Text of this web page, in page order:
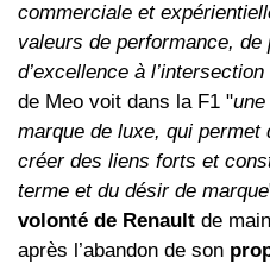
commerciale et
valeurs de performance,
d’excellence à
de Meo voit dans la F1 "
marque de luxe, qui
créer des liens forts et
terme et du désir de marque
volonté de Renault de
après l’abandon de son